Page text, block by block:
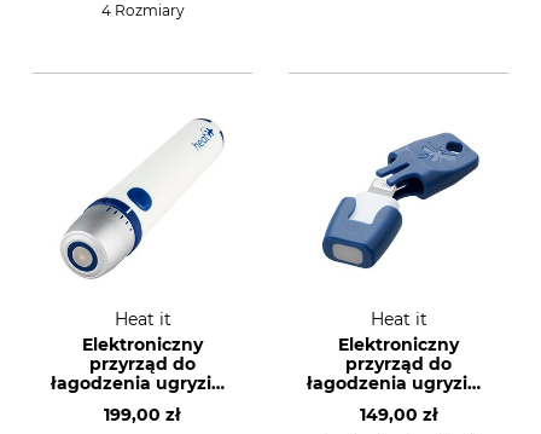
4 Rozmiary
Heat it
Elektroniczny
przyrząd do
łagodzenia ugryzień
przez owady Heat It
Unplug
199,00 zł
Heat it
Elektroniczny
przyrząd do
łagodzenia ugryzień
przez owady Heat It
Classic
149,00 zł